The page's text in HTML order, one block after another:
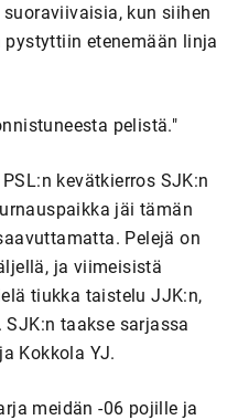
kun siihen
etenemään linja
pelistä."
kevätkierros SJK:n
jäi tämän
Pelejä on
ja viimeisistä
tiukka taistelu JJK:n,
taakse sarjassa
Kokkola YJ.
meidän -06 pojille ja